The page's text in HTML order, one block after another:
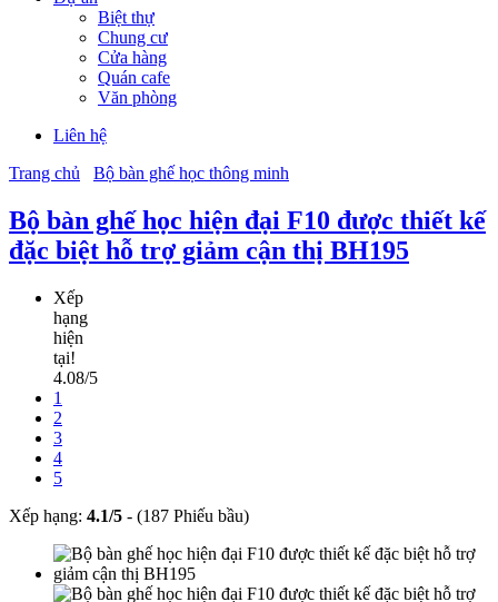
Biệt thự
Chung cư
Cửa hàng
Quán cafe
Văn phòng
Liên hệ
Trang chủ
Bộ bàn ghế học thông minh
Bộ bàn ghế học hiện đại F10 được thiết kế
đặc biệt hỗ trợ giảm cận thị BH195
Xếp
hạng
hiện
tại!
4.08/5
1
2
3
4
5
Xếp hạng: 4.1/5 - (187 Phiếu bầu)